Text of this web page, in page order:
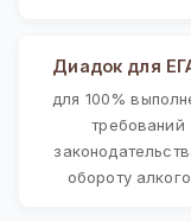
Диадок для
для 100%
требований
обороту